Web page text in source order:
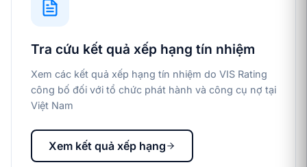
Tra cứu kết quả xếp hạng tín nhiệm
Xem các kết quả xếp hạng tín nhiệm do VIS Rating
công bố đối với tổ chức phát hành và công cụ nợ tại
Việt Nam
Xem kết quả xếp hạng